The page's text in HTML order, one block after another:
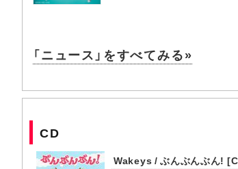
「ニュース」をすべてみる»
CD
Wakeys / ぶんぶんぶん!